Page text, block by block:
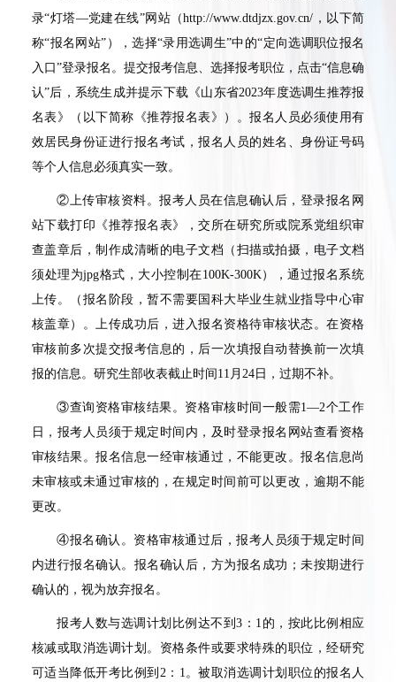
录“灯塔—党建在线”网站（http://www.dtdjzx.gov.cn/ ，以下简
称“报名网站” ），选择“录用选调生”中的“定向选调职位报名
入口 ”登录报名。提交报考信息、选择报考职位，点击“信息确
认”后，系统生成并提示下载《山东省2023年度选调生推荐报
名表》（以下简称《推荐报名表》）。报名人员必须使用有
效居民身份证进行报名考试，报名人员的姓名、身份证号码
等个人信息必须真实一致。
②上传审核资料。报考人员在信息确认后，登录报名网
站下载打印《推荐报名表》，交所在研究所或院系党组织审
查盖章后，制作成清晰的电子文档（扫描或拍摄，电子文档
须处理为jpg格式，大小控制在100K-300K），通过报名系统
上传。（报名阶段，暂不需要国科大毕业生就业指导中心审
核盖章）。上传成功后，进入报名资格待审核状态。在资格
审核前多次提交报考信息的，后一次填报自动替换前一次填
报的信息。研究生部收表截止时间 11 月 24 日，过期不补。
③查询资格审核结果。资格审核时间一般需1—2个工作
日，报考人员须于规定时间内，及时登录报名网站查看资格
审核结果。报名信息一经审核通过，不能更改。报名信息尚
未审核或未通过审核的，在规定时间前可以更改，逾期不能
更改。
④报名确认。资格审核通过后，报考人员须于规定时间
内进行报名确认。报名确认后，方为报名成功；未按期进行
确认的，视为放弃报名。
报考人数与选调计划比例达不到 3 ： 1 的，按此比例相应
核减或取消选调计划。资格条件或要求特殊的职位，经研究
可适当降低开考比例到 2： 1。被取消选调计划职位的报名人